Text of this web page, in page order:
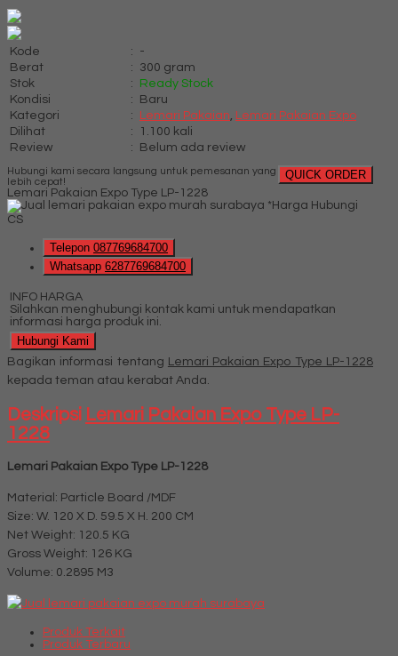
Kode :
-
Berat
:
300 gram
Stok
:
Ready Stock
Kondisi
:
Baru
Kategori
: Lemari Pakaian Lemari Pakaian Expo
Dilihat
:
1.100 kali
Review
: Belum ada review
QUICK ORDER
Hubungi kami secara langsung untuk pemesanan yang
lebih cepat!
Lemari Pakaian Expo Type LP-1228
*Harga Hubungi
CS
Telepon 087769684700
Whatsapp 6287769684700
INFO HARGA
Silahkan menghubungi kontak kami untuk mendapatkan
informasi harga produk ini.
Hubungi Kami
Bagikan informasi tentang Lemari Pakaian Expo Type LP-1228
kepada teman atau kerabat Anda.
Deskripsi Lemari Pakaian Expo Type LP-
1228
Lemari Pakaian Expo Type LP-1228
Material: Particle Board /MDF
Size: W. 120 X D. 59.5 X H. 200 CM
Net Weight: 120.5 KG
Gross Weight: 126 KG
Volume: 0.2895 M3
Produk Terkait
Produk Terbaru